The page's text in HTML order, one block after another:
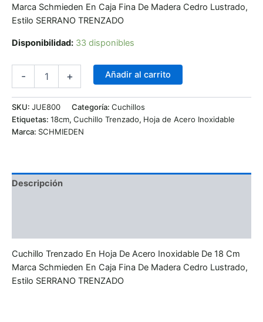
Marca Schmieden En Caja Fina De Madera Cedro Lustrado,
Estilo SERRANO TRENZADO
Disponibilidad: 33 disponibles
- + Añadir al carrito
SKU: JUE800 Categoría: Cuchillos
Etiquetas: 18cm, Cuchillo Trenzado, Hoja de Acero Inoxidable
Marca: SCHMIEDEN
Descripción
Cuchillo Trenzado En Hoja De Acero Inoxidable De 18 Cm
Marca Schmieden En Caja Fina De Madera Cedro Lustrado,
Estilo SERRANO TRENZADO